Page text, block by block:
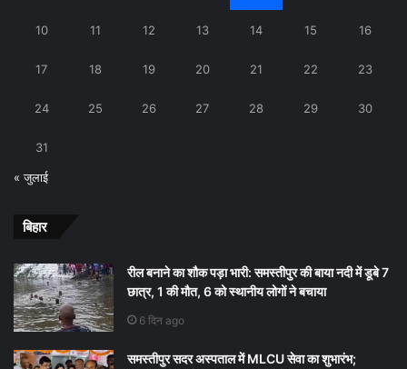
10 11 12 13 14 15 16
17 18 19 20 21 22 23
24 25 26 27 28 29 30
31
« जुलाई
बिहार
रील बनाने का शौक पड़ा भारी: समस्तीपुर की बाया नदी में डूबे 7
छात्र, 1 की मौत, 6 को स्थानीय लोगों ने बचाया
6 दिन ago
समस्तीपुर सदर अस्पताल में MLCU सेवा का शुभारंभ;